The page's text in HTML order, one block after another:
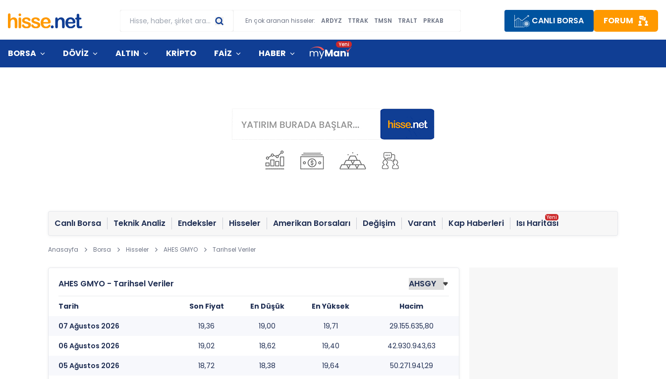
En çok aranan hisseler: ARDYZ TTRAK TMSN TRALT PRKAB CANLI BORSA FORUM
BORSA DÖVİZ ALTIN KRİPTO FAİZ HABER
Canlı Borsa Teknik Analiz Endeksler Hisseler Amerikan Borsaları Değişim Varant Kap Haberleri Isı Haritası
Anasayfa Borsa Hisseler AHES GMYO Tarihsel Veriler
AHES GMYO - Tarihsel Veriler
Tarih Son Fiyat En Düşük En Yüksek
Hacim
07 Ağustos 2026
19,36 19,00 19,71
29.155.635,80
06 Ağustos 2026
19,02 18,62 19,40
42.930.943,63
05 Ağustos 2026
18,72 18,38 19,64
50.271.941,29